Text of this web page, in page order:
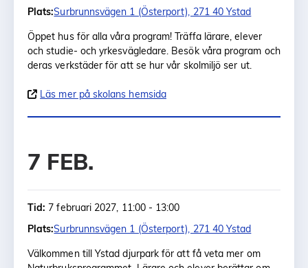
Plats:Surbrunnsvägen 1 (Österport), 271 40 Ystad
Öppet hus för alla våra program! Träffa lärare, elever
och studie- och yrkesvägledare. Besök våra program och
deras verkstäder för att se hur vår skolmiljö ser ut.
Läs mer på skolans hemsida
7 FEB.
Tid: 7 februari 2027, 11:00 - 13:00
Plats:Surbrunnsvägen 1 (Österport), 271 40 Ystad
Välkommen till Ystad djurpark för att få veta mer om